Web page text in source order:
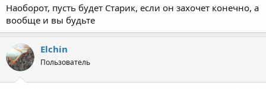
Наоборот, пусть будет Старик, если он захочет конечно, а
вообще и вы будьте
Elchin
Пользователь